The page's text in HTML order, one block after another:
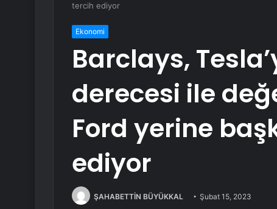
tercih ediyor
Ekonomi
Barclays,
derecesi ile
Ford yerine
ediyor
ŞAHABETTİN BÜYÜKKAL Şubat 15, 2023